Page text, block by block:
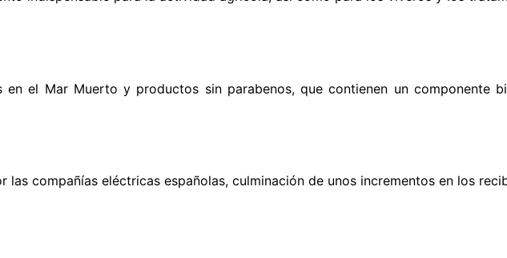
el Mar Muerto y productos sin parabenos, que contienen un componente
compañías eléctricas españolas, culminación de unos incrementos en los